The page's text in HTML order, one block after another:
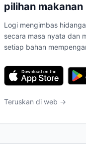
pilihan
Logi mengimbas
secara masa nyata dan
setiap bahan
Teruskan di web →